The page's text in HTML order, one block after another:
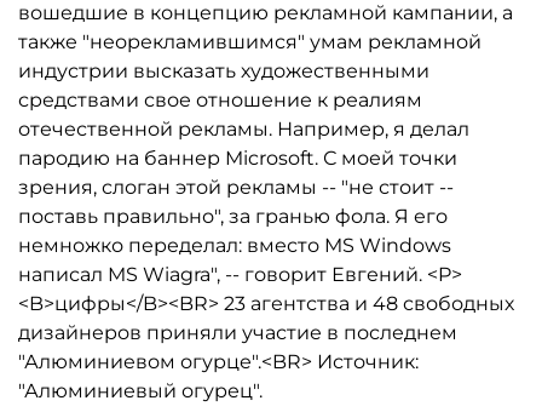
вошедшие в концепцию рекламной кампании, а
также "неорекламившимся" умам рекламной
индустрии высказать художественными
средствами свое отношение к реалиям
отечественной рекламы. Например, я делал
пародию на баннер Microsoft. С моей точки
зрения, слоган этой рекламы -- "не стоит --
поставь правильно", за гранью фола. Я его
немножко переделал: вместо MS Windows
написал MS Wiagra", -- говорит Евгений. <P>
<B>цифры</B><BR> 23 агентства и 48 свободных
дизайнеров приняли участие в последнем
"Алюминиевом огурце".<BR> Источник:
"Алюминиевый огурец".